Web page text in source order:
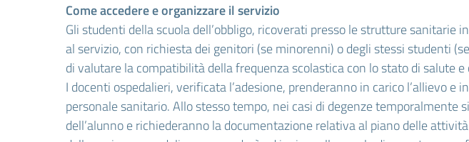
Come accedere e organizzare il servizio
Gli studenti della scuola dell’obbligo, ricoverati presso le strutture sanitarie
al servizio, con richiesta dei genitori (se minorenni) o degli stessi studenti
di valutare la compatibilità della frequenza scolastica con lo stato di salute
I docenti ospedalieri, verificata l’adesione, prenderanno in carico l’allievo
personale sanitario. Allo stesso tempo, nei casi di degenze
dell’alunno e richiederanno la documentazione relativa al piano delle